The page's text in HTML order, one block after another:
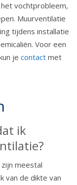
vochtprobleem,
Muurventilatie
tijdens installatie
Voor een
je contact met
ik
meestal
van de dikte van